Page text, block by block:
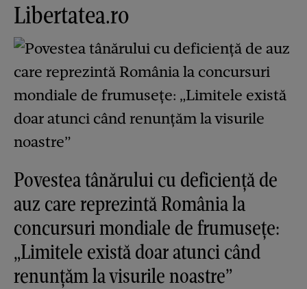
Libertatea.ro
Povestea tânărului cu deficiență de
auz care reprezintă România la
concursuri mondiale de frumusețe:
„Limitele există doar atunci când
renunțăm la visurile noastre”